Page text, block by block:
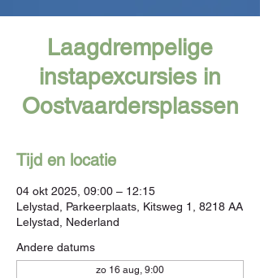
Laagdrempelige
instapexcursies in
Oostvaardersplassen
Tijd en locatie
04 okt 2025, 09:00 – 12:15
Lelystad, Parkeerplaats, Kitsweg 1, 8218 AA
Lelystad, Nederland
Andere datums
zo 16 aug, 9:00